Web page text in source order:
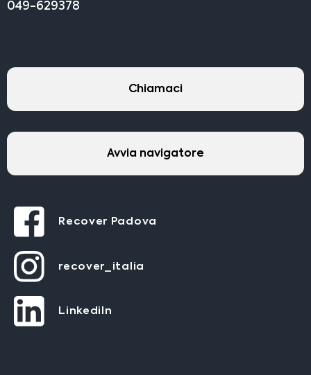
049-629378
Chiamaci
Avvia navigatore
Recover Padova
recover_italia
LinkediIn